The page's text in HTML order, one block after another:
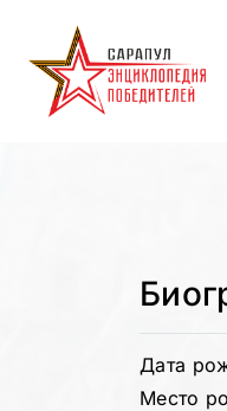
Дата
Место